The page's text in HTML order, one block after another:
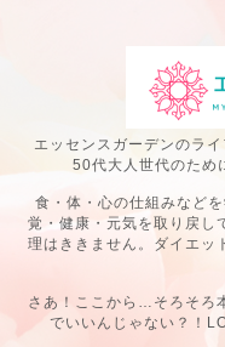
エッセンスガーデンのラ
50代大人世代のため
食・体・心の仕組みなど
覚・健康・元気を取り戻し
理はききません。ダイエッ
さあ！ここから…そろそろ
でいいんじゃない？！